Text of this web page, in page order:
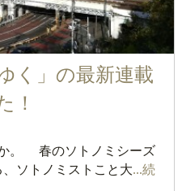
く」の最新連載
！
。 春のソトノミシーズ
ソトノミストこと大...続